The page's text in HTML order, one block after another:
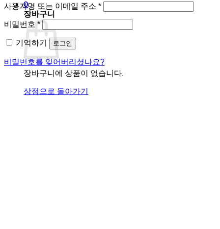
0
장바구니
장바구니에 상품이 없습니다.
상점으로 돌아가기
사용자명 또는 이메일 주소 *필
비밀번호*필
수
항
목
기억하기 로그인
비밀번호를 잊어버리셨나요?